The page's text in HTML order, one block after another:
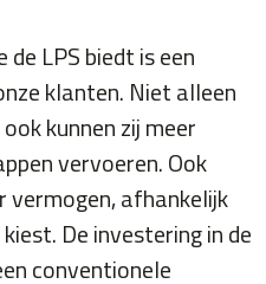
de LPS biedt is een
klanten. Niet alleen
kunnen zij meer
vervoeren. Ook
vermogen, afhankelijk
De investering in de
conventionele